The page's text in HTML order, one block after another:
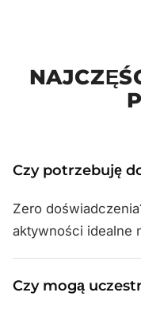
Czy potrzebuję
Zero
aktywności idealne
Czy mogą